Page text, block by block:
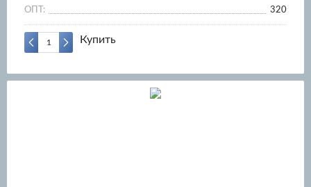
ОПТ: 320
Купить